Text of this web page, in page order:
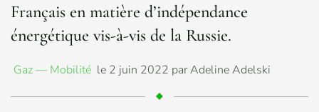
Français en matière d’indépendance
énergétique vis-à-vis de la Russie.
Gaz — Mobilité le 2 juin 2022 par Adeline Adelski